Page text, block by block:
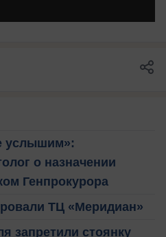
услышим»:
о назначении
Генпрокурора
ТЦ «Меридиан»
запретили стоянку